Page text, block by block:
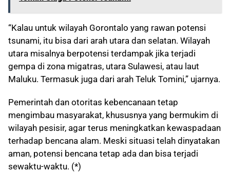
“Kalau untuk wilayah Gorontalo yang rawan potensi
tsunami, itu bisa dari arah utara dan selatan. Wilayah
utara misalnya berpotensi terdampak jika terjadi
gempa di zona migatras, utara Sulawesi, atau laut
Maluku. Termasuk juga dari arah Teluk Tomini,” ujarnya.
Pemerintah dan otoritas kebencanaan tetap
mengimbau masyarakat, khususnya yang bermukim di
wilayah pesisir, agar terus meningkatkan kewaspadaan
terhadap bencana alam. Meski situasi telah dinyatakan
aman, potensi bencana tetap ada dan bisa terjadi
sewaktu-waktu. (*)